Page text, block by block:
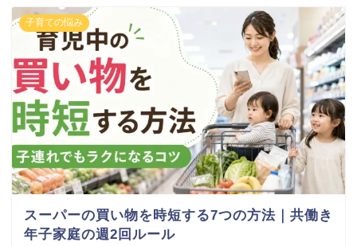
子育ての悩み
スーパーの買い物を時短する7つの方法｜共働き
年子家庭の週2回ルール